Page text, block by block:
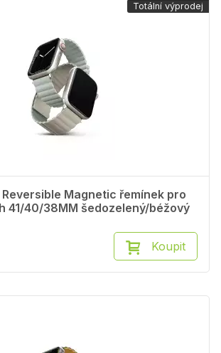
Reversible Magnetic řemínek pro
41/40/38MM šedozelený/béžový
Koupit
Totální výprodej